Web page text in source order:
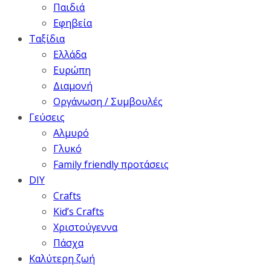
Παιδιά
Εφηβεία
Ταξίδια
Ελλάδα
Ευρώπη
Διαμονή
Οργάνωση / Συμβουλές
Γεύσεις
Αλμυρό
Γλυκό
Family friendly προτάσεις
DIY
Crafts
Kid’s Crafts
Χριστούγεννα
Πάσχα
Καλύτερη ζωή